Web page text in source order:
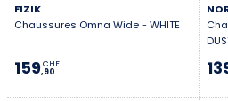
FIZIK
Chaussures Omna Wide - WHITE
159,90
CHF